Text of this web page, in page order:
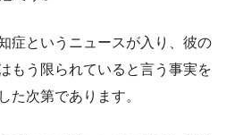
症というニュースが入り、彼の
もう限られていると言う事実を
た次第であります。